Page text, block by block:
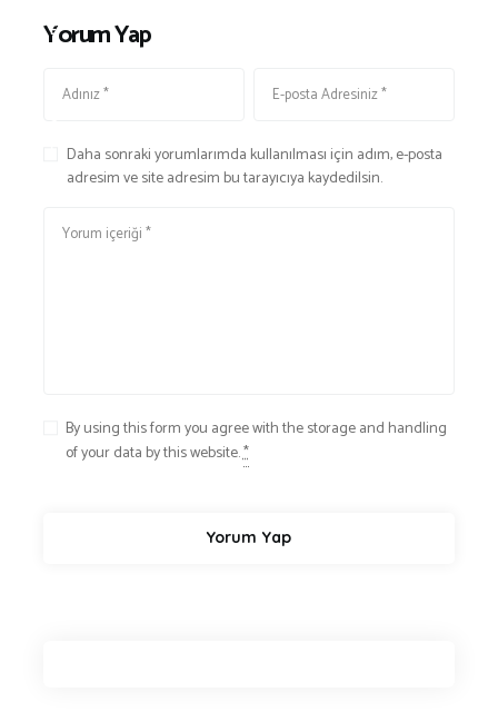
E
Yorum Yap
Daha sonraki yorumlarımda kullanılması için adım, e-posta
adresim ve site adresim bu tarayıcıya kaydedilsin.
By using this form you agree with the storage and handling
of your data by this website.*